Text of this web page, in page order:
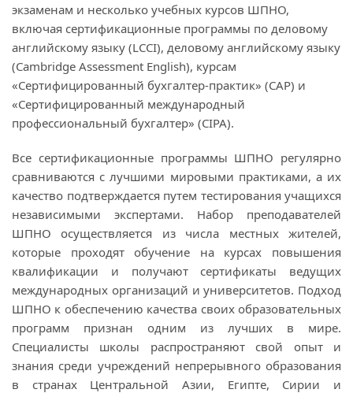
экзаменам и несколько учебных курсов ШПНО,
включая сертификационные программы по деловому
английскому языку (LCCI), деловому английскому языку
(Cambridge Assessment English), курсам
«Сертифицированный бухгалтер-практик» (CAP) и
«Сертифицированный международный
профессиональный бухгалтер» (CIPA).
Все сертификационные программы ШПНО регулярно
сравниваются с лучшими мировыми практиками, а их
качество подтверждается путем тестирования учащихся
независимыми экспертами. Набор преподавателей
ШПНО осуществляется из числа местных жителей,
которые проходят обучение на курсах повышения
квалификации и получают сертификаты ведущих
международных организаций и университетов. Подход
ШПНО к обеспечению качества своих образовательных
программ признан одним из лучших в мире.
Специалисты школы распространяют свой опыт и
знания среди учреждений непрерывного образования
в странах Центральной Азии, Египте, Сирии и